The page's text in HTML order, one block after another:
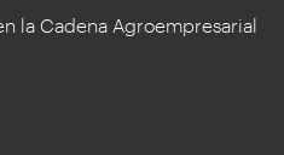
la Cadena Agroempresarial